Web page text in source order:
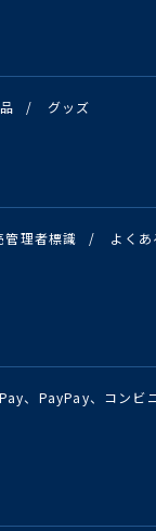
/ グッズ
管理者標識 / よく
、PayPay、コンビ